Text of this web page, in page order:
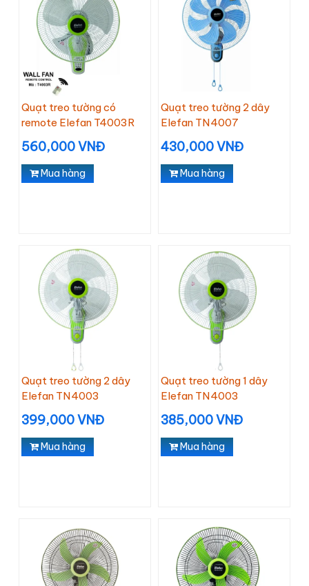
Quạt treo tường có
remote Elefan T4003R
560,000 VNĐ
Mua hàng
Quạt treo tường 2 dây
Elefan TN4007
430,000 VNĐ
Mua hàng
Quạt treo tường 2 dây
Elefan TN4003
399,000 VNĐ
Mua hàng
Quạt treo tường 1 dây
Elefan TN4003
385,000 VNĐ
Mua hàng